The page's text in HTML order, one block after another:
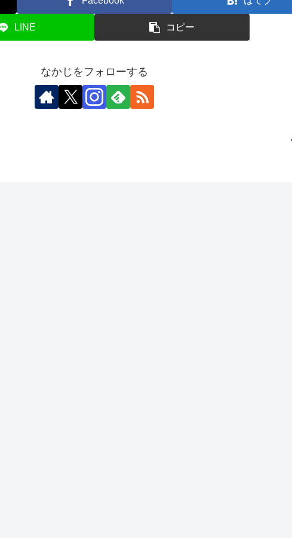
LINE コピー
なかじをフォローする